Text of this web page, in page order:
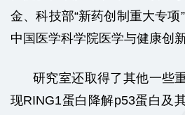
金、科技部“新药创制重大专项
中国医学科学院医学与健康创
研究室还取得了其他一些
现RING1蛋白降解p53蛋白及